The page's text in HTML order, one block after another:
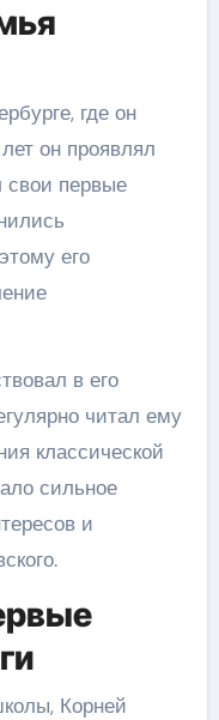
где он
он проявлял
свои первые
его
в его
читал ему
классической
сильное
и
Корней